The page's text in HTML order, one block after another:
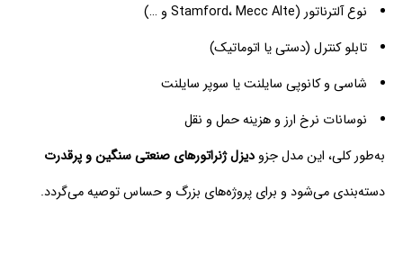
نوع آلترناتور (Stamford، Mecc Alte و …)
تابلو کنترل (دستی یا اتوماتیک)
شاسی و کانوپی سایلنت یا سوپر سایلنت
نوسانات نرخ ارز و هزینه حمل و نقل
به‌طور کلی، این مدل جزو دیزل ژنراتورهای صنعتی سنگین و پرقدرت
دسته‌بندی می‌شود و برای پروژه‌های بزرگ و حساس توصیه می‌گردد.